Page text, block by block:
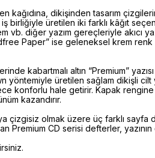
kağıdına, dikişinden tasarım
birliğiyle üretilen iki farklı kâğıt
vb. diğer yazım gereçleriyle akıcı
Paper” ise geleneksel krem
kabartmalı altın “Premium”
yöntemiyle üretilen sağlam dikişli cilt
konforlu hale getirir. Kapak
kazandırır.
çizgisiz olmak üzere üç farklı sayfa
Premium CD serisi defterler,